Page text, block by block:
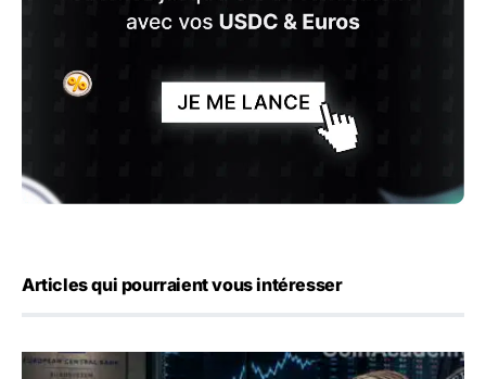
Articles qui pourraient vous intéresser
Yen : Washington a vendu des euros sans prévenir la